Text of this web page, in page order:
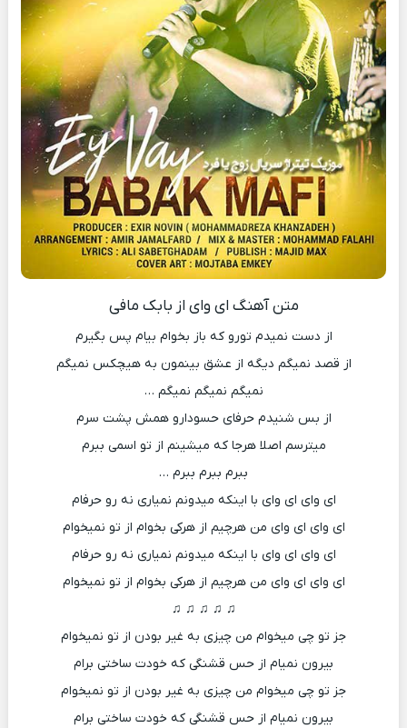
متن آهنگ ای وای از بابک مافی
از دست نمیدم تورو که باز بخوام بیام پس بگیرم
از قصد نمیگم دیگه از عشق بینمون به هیچکس نمیگم
نمیگم نمیگم نمیگم …
از بس شنیدم حرفای حسودارو همش پشت سرم
میترسم اصلا هرجا که میشینم از تو اسمی ببرم
ببرم ببرم ببرم …
ای وای ای وای با اینکه میدونم نمیاری نه رو حرفام
ای وای ای وای من هرچیم از هرکی بخوام از تو نمیخوام
ای وای ای وای با اینکه میدونم نمیاری نه رو حرفام
ای وای ای وای من هرچیم از هرکی بخوام از تو نمیخوام
♫ ♫ ♫ ♫ ♫
جز تو چی میخوام من چیزی به غیر بودن از تو نمیخوام
بیرون نمیام از حس قشنگی که خودت ساختی برام
جز تو چی میخوام من چیزی به غیر بودن از تو نمیخوام
بیرون نمیام از حس قشنگی که خودت ساختی برام